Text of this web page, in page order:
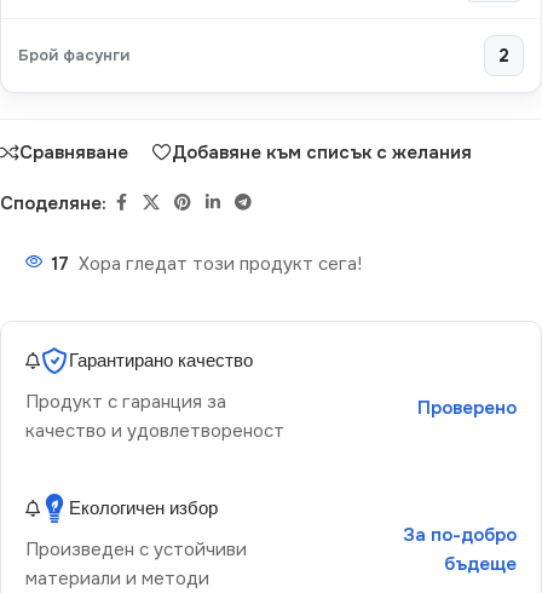
Брой фасунги 2
Сравняване Добавяне към списък с желания
Споделяне:
17 Хора гледат този продукт сега!
Гарантирано качество
Продукт с гаранция за
качество и удовлетвореност
Проверено
Екологичен избор
Произведен с устойчиви
материали и методи
За по-добро
бъдеще